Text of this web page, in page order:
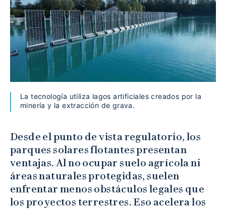
La tecnología utiliza lagos artificiales creados por la
minería y la extracción de grava.
Desde el punto de vista regulatorio, los
parques solares flotantes presentan
ventajas. Al no ocupar suelo agrícola ni
áreas naturales protegidas, suelen
enfrentar menos obstáculos legales que
los proyectos terrestres. Eso acelera los